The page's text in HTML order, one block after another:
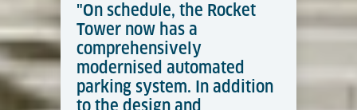
"On schedule, the Rocket
Tower now has a
comprehensively
modernised automated
parking system. In addition